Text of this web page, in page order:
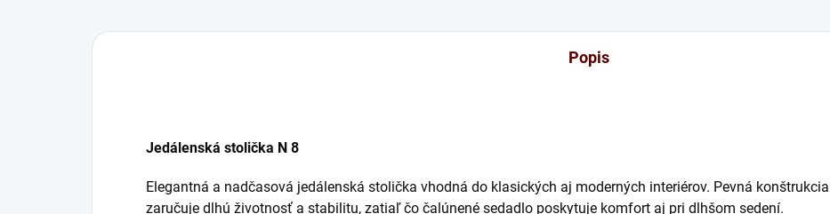
Popis
Jedálenská stolička N 8
Elegantná a nadčasová jedálenská stolička vhodná do klasických aj moderných interiérov. Pevná
zaručuje dlhú životnosť a stabilitu, zatiaľ čo čalúnené sedadlo poskytuje komfort aj pri dlhšom sedení.